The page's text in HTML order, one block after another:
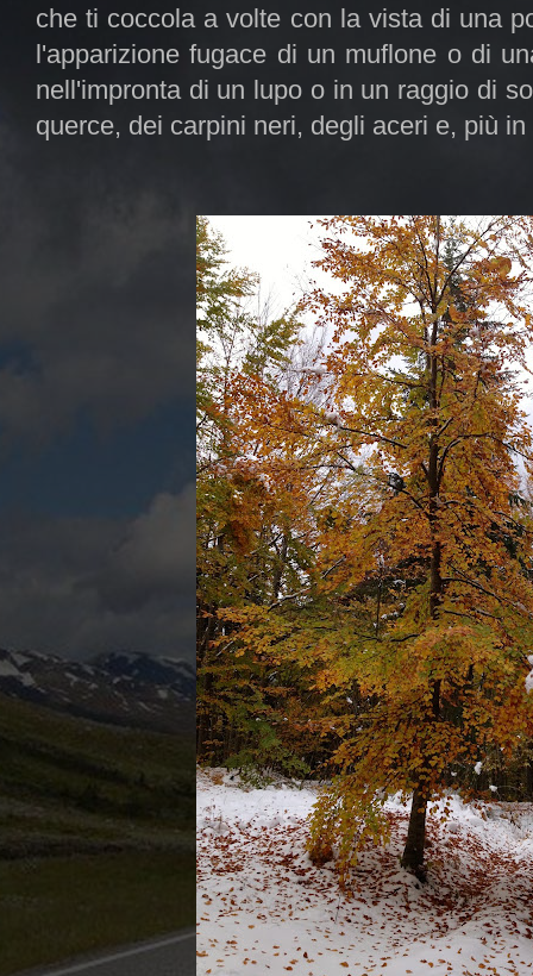
che ti coccola a volte con la vista di una
l'apparizione fugace di un muflone o di
nell'impronta di un lupo o in un raggio di
querce, dei carpini neri, degli aceri e, più